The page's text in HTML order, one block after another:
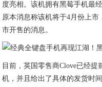
度亮相。该机拥有黑莓手机最
原本消息称该机将于4月份上
市开售的消息。
目前，英国零售商Clove已经
机，并且给出了具体的发货时